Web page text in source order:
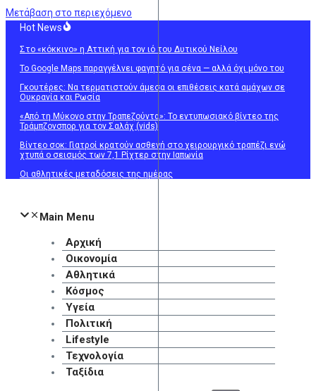
Μετάβαση στο περιεχόμενο
Hot News
Στο «κόκκινο» η Αττική για τον ιό του Δυτικού Νείλου
Το Google Maps παραγγέλνει φαγητό για σένα — αλλά όχι μόνο του
Γκουτέρες: Να τερματιστούν άμεσα οι επιθέσεις κατά αμάχων σε
Ουκρανία και Ρωσία
«Από τη Μύκονο στην Τραπεζούντα»: Το εντυπωσιακό βίντεο της
Τράμπζονσπορ για τον Σαλάχ (vids)
Βίντεο σοκ: Γιατροί κρατούν ασθενή στο χειρουργικό τραπέζι ενώ
χτυπά ο σεισμός των 7,1 Ρίχτερ στην Ιαπωνία
Οι αθλητικές μεταδόσεις της ημέρας
Main Menu
Αρχική
Οικονομία
Αθλητικά
Κόσμος
Υγεία
Πολιτική
Lifestyle
Τεχνολογία
Ταξίδια